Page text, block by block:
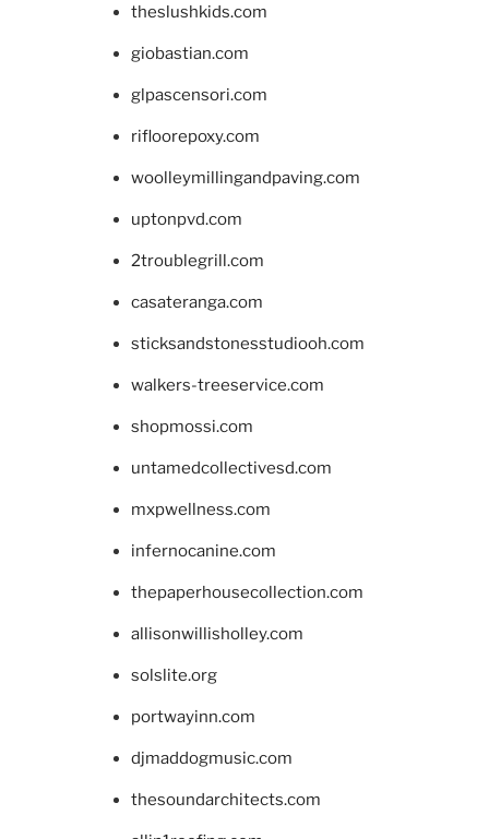
theslushkids.com
giobastian.com
glpascensori.com
rifloorepoxy.com
woolleymillingandpaving.com
uptonpvd.com
2troublegrill.com
casateranga.com
sticksandstonesstudiooh.com
walkers-treeservice.com
shopmossi.com
untamedcollectivesd.com
mxpwellness.com
infernocanine.com
thepaperhousecollection.com
allisonwillisholley.com
solslite.org
portwayinn.com
djmaddogmusic.com
thesoundarchitects.com